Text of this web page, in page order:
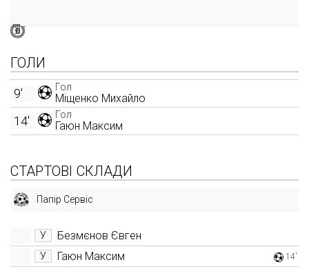
ГОЛИ
Гол
Міщенко Михайло
9'
Гол
Гаюн Максим
14'
СТАРТОВІ СКЛАДИ
Папір Сервіс
У Безмєнов Євген
У Гаюн Максим 14'